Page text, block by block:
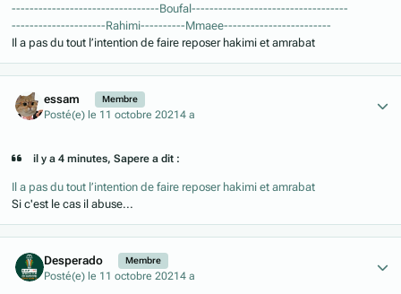
---------------------------------Boufal-----------------------------------
---------------------Rahimi----------Mmaee------------------------
Il a pas du tout l’intention de faire reposer hakimi et amrabat
essam Membre
Posté(e) le 11 octobre 20214 a
il y a 4 minutes, Sapere a dit :
Il a pas du tout l’intention de faire reposer hakimi et amrabat
Si c'est le cas il abuse...
Desperado Membre
Posté(e) le 11 octobre 20214 a